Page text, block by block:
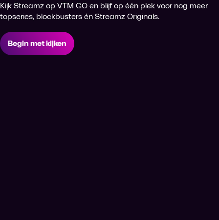
Kijk Streamz op VTM GO en blijf op één plek voor nog meer
topseries, blockbusters én Streamz Originals.
Begin met kijken